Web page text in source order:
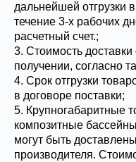
дальнейшей отгрузки
течение 3-х рабочих
расчетный счет.;
3. Стоимость
получении, согласно
4. Срок отгрузки
в договоре поставки;
5. Крупногабаритные
композитные
могут быть
производителя.